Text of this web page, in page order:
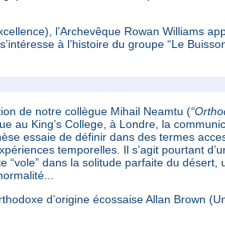
l’Archevêque Rowan Williams
à l’histoire du groupe “Le
de notre collègue Mihail Neamtu (
au King’s College, à Londre, la
essaie de définir dans des termes
temporelles. Il s’agit pourtant
“vole” dans la solitude parfaite du
d’origine écossaise Allan Brown